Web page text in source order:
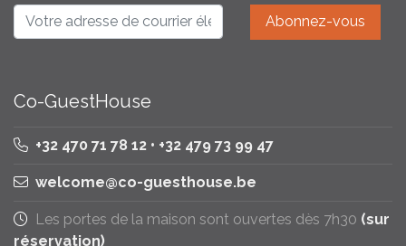
Co-GuestHouse
+32 470 71 78 12 • +32 479 73 99 47
welcome@co-guesthouse.be
Les portes de la maison sont ouvertes dès 7h30 (sur
réservation)